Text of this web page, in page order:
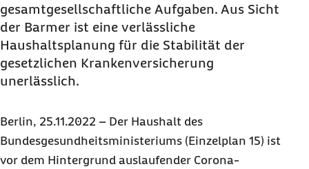
gesamtgesellschaftliche Aufgaben. Aus Sicht
der Barmer ist eine verlässliche
Haushaltsplanung für die Stabilität der
gesetzlichen Krankenversicherung
unerlässlich.
Berlin, 25.11.2022 – Der Haushalt des
Bundesgesundheitsministeriums (Einzelplan 15) ist
vor dem Hintergrund auslaufender Corona-